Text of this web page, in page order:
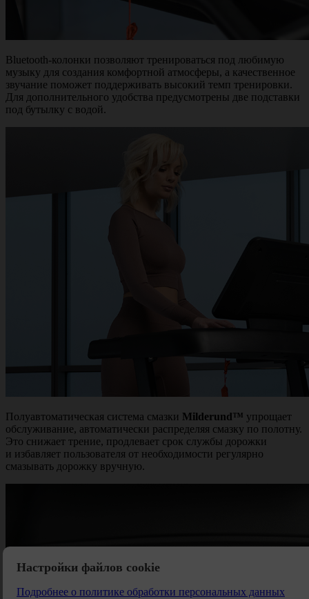
Настройки файлов cookie
Подробнее о политике обработки персональных данных
Bluetooth-колонки позволяют тренироваться под любимую
музыку для создания комфортной атмосферы, а качественное
звучание поможет поддерживать высокий темп тренировки.
Для дополнительного удобства предусмотрены две подставки
под бутылку с водой.
Полуавтоматическая система смазки Milderund™ упрощает
обслуживание, автоматически распределяя смазку по полотну.
Это снижает трение, продлевает срок службы дорожки
и избавляет пользователя от необходимости регулярно
смазывать дорожку вручную.